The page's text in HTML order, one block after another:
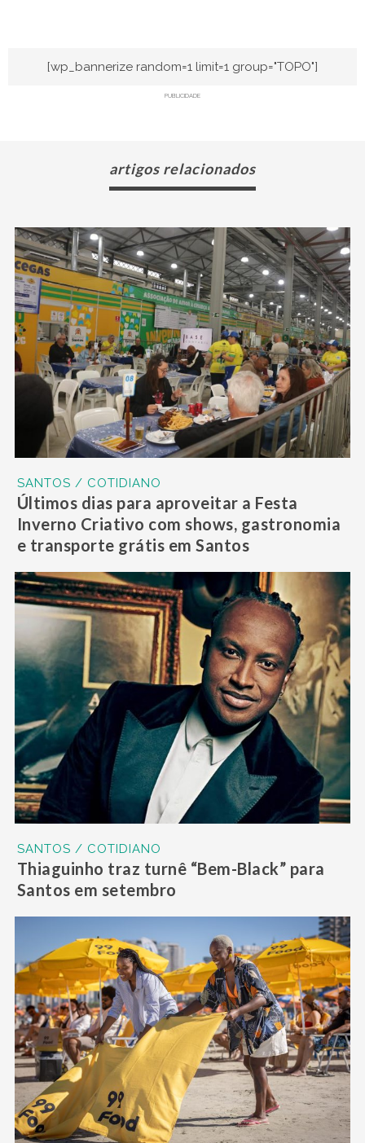
[wp_bannerize random=1 limit=1 group="TOPO"]
PUBLICIDADE
artigos relacionados
SANTOS / COTIDIANO
Últimos dias para aproveitar a Festa
Inverno Criativo com shows, gastronomia
e transporte grátis em Santos
SANTOS / COTIDIANO
Thiaguinho traz turnê “Bem-Black” para
Santos em setembro